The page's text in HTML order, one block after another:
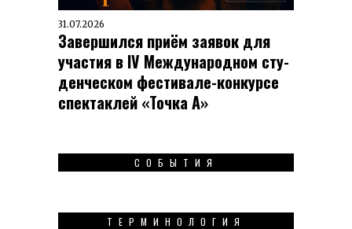
31.07.2026
Завершился приём заявок для
участия в IV Меж­ду­на­род­ном сту­
ден­чес­ком фес­ти­вале-кон­кур­се
спек­таклей «Точка А»
СОБЫТИЯ
ТЕРМИНОЛОГИЯ